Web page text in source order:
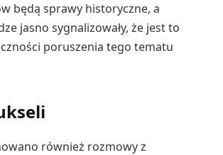
będą sprawy historyczne, a
jasno sygnalizowały, że jest to
poruszenia tego tematu
również rozmowy z